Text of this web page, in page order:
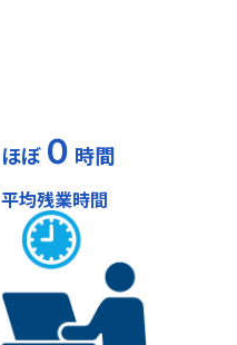
ほぼ ０ 時間
平均残業時間